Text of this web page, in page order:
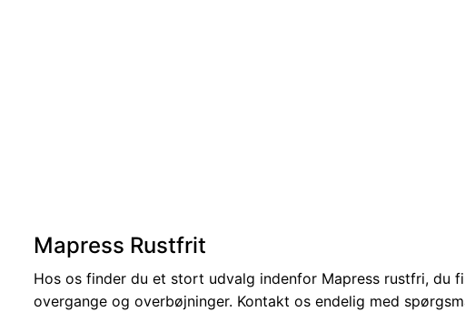
Mapress Rustfrit
Hos os finder du et stort udvalg indenfor Mapress rustfri, du
overgange og overbøjninger. Kontakt os endelig med